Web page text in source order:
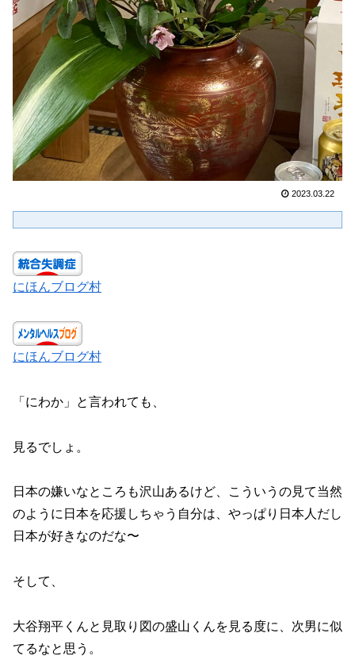
2023.03.22
にほんブログ村
にほんブログ村
「にわか」と言われても、
見るでしょ。
日本の嫌いなところも沢山あるけど、こういうの見て当然
のように日本を応援しちゃう自分は、やっぱり日本人だし
日本が好きなのだな〜
そして、
大谷翔平くんと見取り図の盛山くんを見る度に、次男に似
てるなと思う。